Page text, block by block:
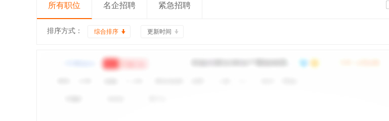
所有职位 名企招聘 紧急招聘
排序方式： 综合排序 更新时间